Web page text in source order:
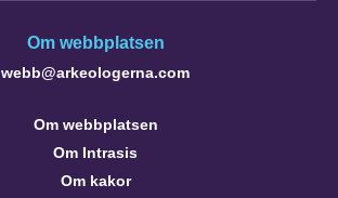
Om webbplatsen
webb@arkeologerna.com
Om webbplatsen
Om Intrasis
Om kakor